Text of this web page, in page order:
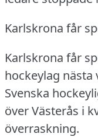
Karlskrona får
Karlskrona får
hockeylag nästa
Svenska
över Västerås i
överraskning.